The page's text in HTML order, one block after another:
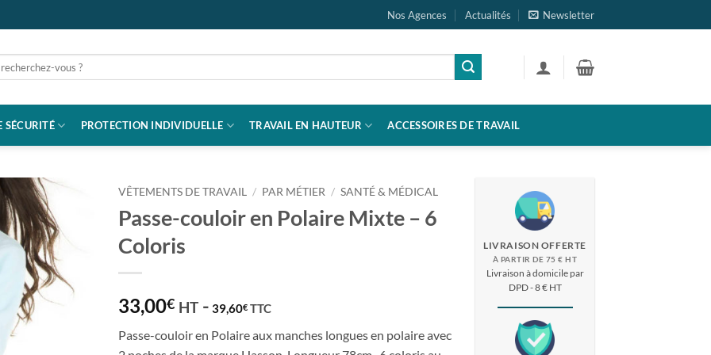
Nos Agences Actualités Newsletter
SÉCURITÉ PROTECTION INDIVIDUELLE TRAVAIL EN HAUTEUR ACCESSOIRES DE TRAVAIL
VÊTEMENTS DE TRAVAIL / PAR MÉTIER / SANTÉ & MÉDICAL
Passe-couloir en Polaire Mixte – 6
Coloris
33,00€ HT - 39,60€ TTC
Passe-couloir en Polaire aux manches longues en polaire avec
LIVRAISON OFFERTE
À PARTIR DE 75 € HT
Livraison à domicile par
DPD - 8 € HT